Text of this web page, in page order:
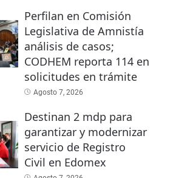
Perfilan en Comisión
Legislativa de Amnistía
análisis de casos;
CODHEM reporta 114 en
solicitudes en trámite
Agosto 7, 2026
Destinan 2 mdp para
garantizar y modernizar
servicio de Registro
Civil en Edomex